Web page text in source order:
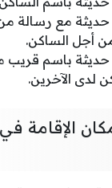
حديثة مع رسالة
أجل الساكن.
حديثة باسم قريب
لدى الآخرين.
الإقامة